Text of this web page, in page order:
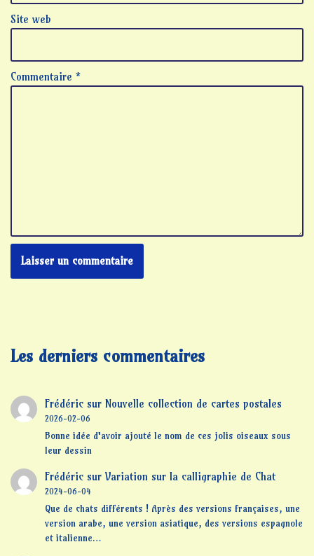
Site web
Commentaire *
Les derniers commentaires
Frédéricsur Nouvelle collection de cartes postales
2026-02-06
Bonne idée d'avoir ajouté le nom de ces jolis oiseaux sous
leur dessin
Frédéricsur Variation sur la calligraphie de Chat
2024-06-04
Que de chats différents ! Après des versions françaises, une
version arabe, une version asiatique, des versions espagnole
et italienne…